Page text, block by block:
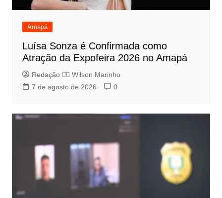
Amapá
Luísa Sonza é Confirmada como
Atração da Expofeira 2026 no Amapá
Redação 👨‍⚖️​ Wilson Marinho
7 de agosto de 2026
0